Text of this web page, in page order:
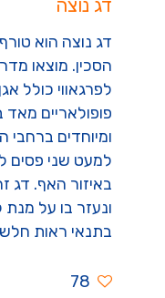
דג נוצה
דג נוצה הוא
הסכין. מוצאו
לפרגאווי כולל
פופולאריים מאד
ומיוחדים ברחבי
למעט שני פסים
באיזור האף.
ונעזר בו על
בתנאי ראות
78